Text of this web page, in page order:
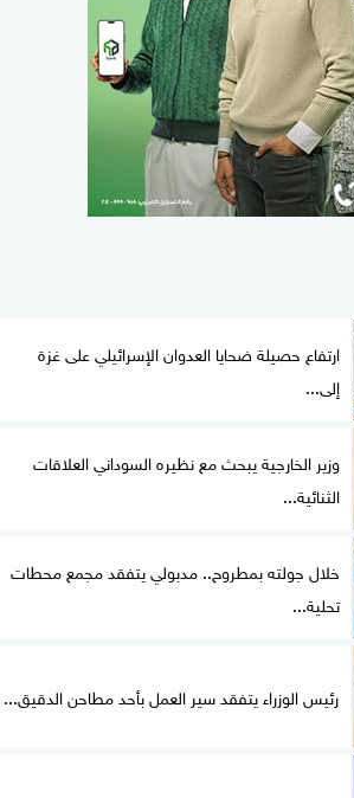
ارتفاع حصيلة ضحايا العدوان الإسرائيلي على غزة
إلى...
وزير الخارجية يبحث مع نظيره السوداني العلاقات
الثنائية...
خلال جولته بمطروح.. مدبولي يتفقد مجمع محطات
تحلية...
رئيس الوزراء يتفقد سير العمل بأحد مطاحن الدقيق...